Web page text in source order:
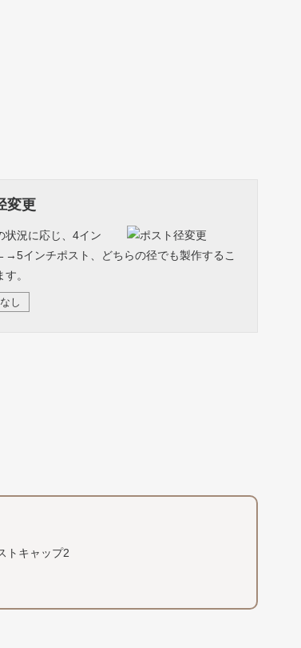
変更
状況に応じ、4イン
インチポスト、どちらの径でも製作するこ
。
し